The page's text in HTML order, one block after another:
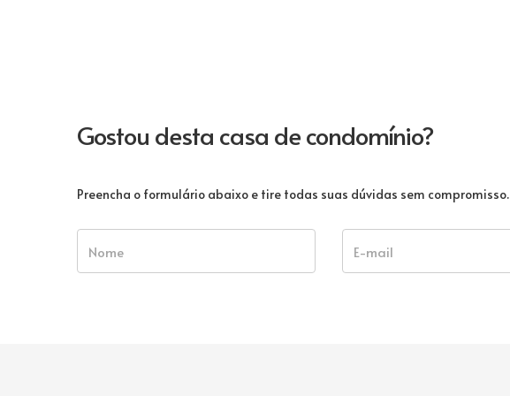
Gostou desta casa de condomínio?
Preencha o formulário abaixo e tire todas suas dúvidas sem compromisso.